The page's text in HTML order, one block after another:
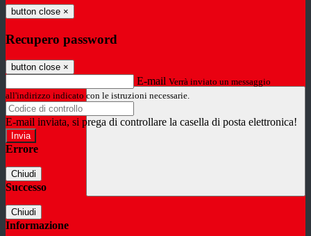
button close ×
Recupero password
button close ×
E-mail Verrà inviato un messaggio
all'indirizzo indicato con le istruzioni necessarie.
E-mail inviata, si prega di controllare la casella di posta elettronica!
Errore
Chiudi
Successo
Chiudi
Informazione